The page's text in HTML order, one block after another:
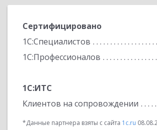
Сертифицировано
1С:Специалистов
1С:Профессионалов
1С:ИТС
Клиентов на сопровождении
*Данные партнера взяты с сайта 1c.ru